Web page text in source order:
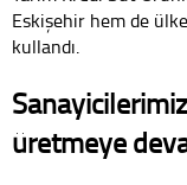
Eskişehir hem de
kullandı.
üretmeye